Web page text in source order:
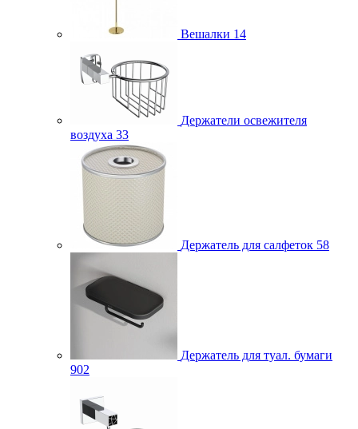
Вешалки 14
Держатели освежителя
воздуха 33
Держатель для салфеток 58
Держатель для туал. бумаги
902